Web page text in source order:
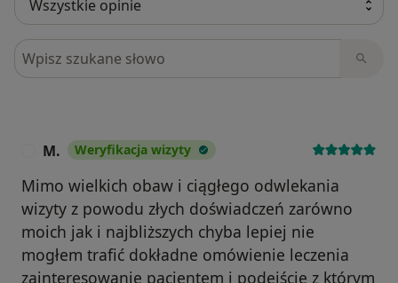
Szukaj w opiniach
M. Weryfikacja wizyty
Mimo wielkich obaw i ciągłego odwlekania
wizyty z powodu złych doświadczeń zarówno
moich jak i najbliższych chyba lepiej nie
mogłem trafić dokładne omówienie leczenia
zainteresowanie pacjentem i podejście z którym